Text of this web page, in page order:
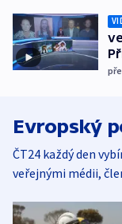
Evropský
ČT24 každý den
veřejnými médii,